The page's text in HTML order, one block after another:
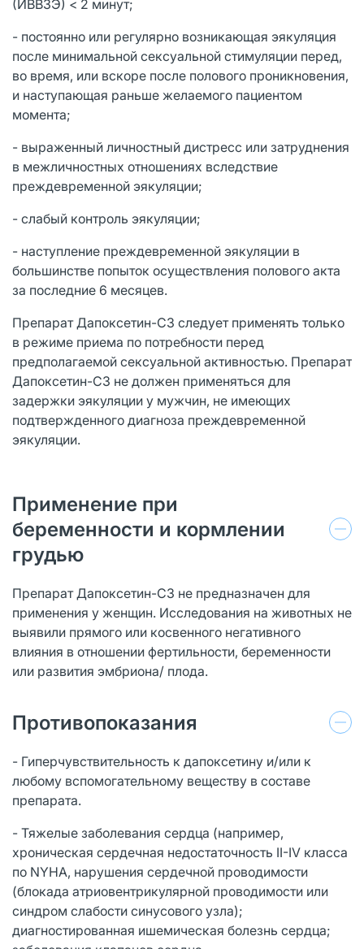
(ИВВЗЭ) < 2 минут;
- постоянно или регулярно возникающая эякуляция
после минимальной сексуальной стимуляции перед,
во время, или вскоре после полового проникновения,
и наступающая раньше желаемого пациентом
момента;
- выраженный личностный дистресс или затруднения
в межличностных отношениях вследствие
преждевременной эякуляции;
- слабый контроль эякуляции;
- наступление преждевременной эякуляции в
большинстве попыток осуществления полового акта
за последние 6 месяцев.
Препарат Дапоксетин-СЗ следует применять только
в режиме приема по потребности перед
предполагаемой сексуальной активностью. Препарат
Дапоксетин-СЗ не должен применяться для
задержки эякуляции у мужчин, не имеющих
подтвержденного диагноза преждевременной
эякуляции.
Применение при
беременности и кормлении
грудью
Препарат Дапоксетин-СЗ не предназначен для
применения у женщин. Исследования на животных не
выявили прямого или косвенного негативного
влияния в отношении фертильности, беременности
или развития эмбриона/ плода.
Противопоказания
- Гиперчувствительность к дапоксетину и/или к
любому вспомогательному веществу в составе
препарата.
- Тяжелые заболевания сердца (например,
хроническая сердечная недостаточность II-IV класса
по NYHA, нарушения сердечной проводимости
(блокада атриовентрикулярной проводимости или
синдром слабости синусового узла);
диагностированная ишемическая болезнь сердца;